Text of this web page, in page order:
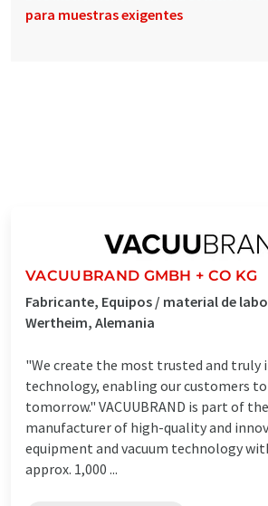
para muestras exigentes
VACUUBRAND GMBH + CO KG
Fabricante, Equipos / material de
Wertheim, Alemania
"We create the most trusted and truly
technology, enabling our customers
tomorrow." VACUUBRAND is part of
manufacturer of high-quality and
equipment and vacuum technology
approx. 1,000 ...